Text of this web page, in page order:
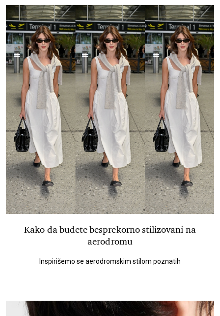
Kako da budete besprekorno stilizovani na
aerodromu
Inspirišemo se aerodromskim stilom poznatih